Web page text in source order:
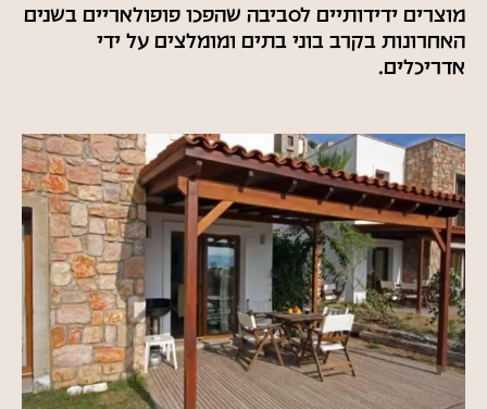
מוצרים ידידותיים לסביבה שהפכו פופולאריים בשנים
האחרונות בקרב בוני בתים ומומלצים על ידי
אדריכלים.